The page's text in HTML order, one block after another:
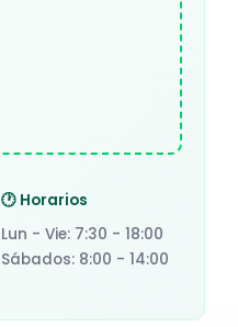
🕐 Horarios
Lun - Vie: 7:30 - 18:00
Sábados: 8:00 - 14:00